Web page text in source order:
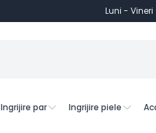
Luni - Vineri
Ingrijire par Ingrijire piele